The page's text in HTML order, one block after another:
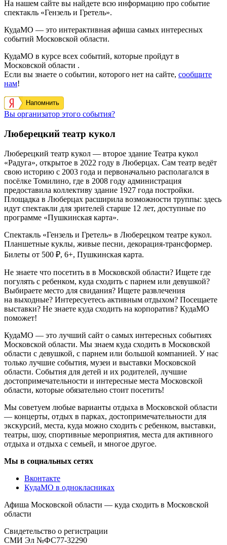
На нашем сайте вы найдете всю информацию про событие
спектакль «Гензель и Гретель».
КудаМО — это интерактивная афиша самых интересных
событий Московской области.
КудаМО в курсе всех событий, которые пройдут в
Московской области .
Если вы знаете о событии, которого нет на сайте, сообщите
нам!
Напомнить
Вы организатор этого события?
Люберецкий театр кукол
Люберецкий театр кукол — второе здание Театра кукол
«Радуга», открытое в 2022 году в Люберцах. Сам театр ведёт
свою историю с 2003 года и первоначально располагался в
посёлке Томилино, где в 2008 году администрация
предоставила коллективу здание 1927 года постройки.
Площадка в Люберцах расширила возможности труппы: здесь
идут спектакли для зрителей старше 12 лет, доступные по
программе «Пушкинская карта».
Спектакль «Гензель и Гретель» в Люберецком театре кукол.
Планшетные куклы, живые песни, декорация-трансформер.
Билеты от 500 ₽, 6+, Пушкинская карта.
Не знаете что посетить в в Московской области? Ищете где
погулять с ребенком, куда сходить с парнем или девушкой?
Выбираете место для свидания? Ищете развлечения
на выходные? Интересуетесь активным отдыхом? Посещаете
выставки? Не знаете куда сходить на корпоратив? КудаМО
поможет!
КудаМО — это лучший сайт о самых интересных событиях
Московской области. Мы знаем куда сходить в Московской
области с девушкой, с парнем или большой компанией. У нас
только лучшие события, музеи и выставки Московской
области. События для детей и их родителей, лучшие
достопримечательности и интересные места Московской
области, которые обязательно стоит посетить!
Мы советуем любые варианты отдыха в Московской области
— концерты, отдых в парках, достопримечательности для
экскурсий, места, куда можно сходить с ребенком, выставки,
театры, шоу, спортивные мероприятия, места для активного
отдыха и отдыха с семьей, и многое другое.
Мы в социальных сетях
Вконтакте
КудаМО в однокласниках
Афиша Московской области — куда сходить в Московской
области
Свидетельство о регистрации
СМИ Эл №ФС77-32290